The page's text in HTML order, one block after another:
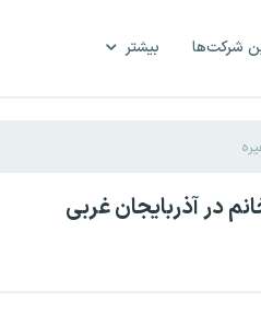
شرکت‌ها بیشتر
در آذربایجان غربی